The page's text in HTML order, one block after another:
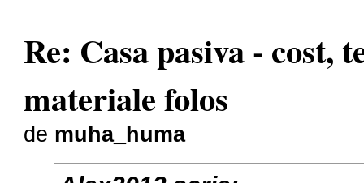
Re: Casa pasiva - cost,
materiale folos
de muha_huma